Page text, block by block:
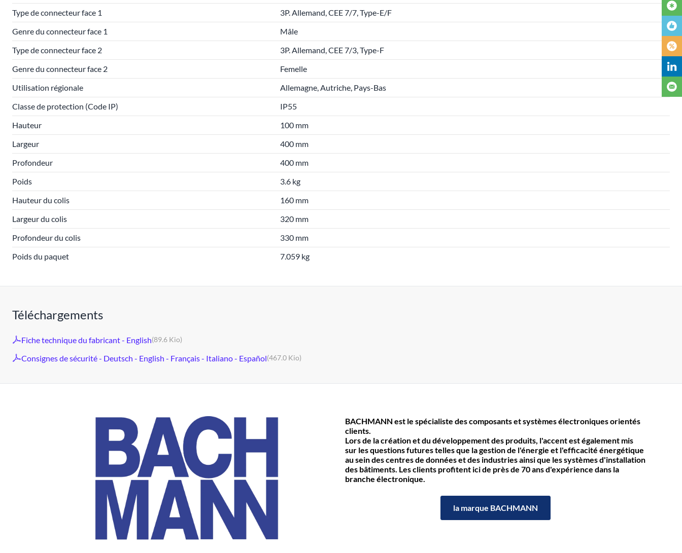
Type de connecteur face 1
3P. Allemand, CEE 7/7, Type-E/F
Genre du connecteur face 1
Mâle
Type de connecteur face 2
3P. Allemand, CEE 7/3, Type-F
Genre du connecteur face 2
Femelle
Utilisation régionale
Allemagne, Autriche, Pays-Bas
Classe de protection (Code IP)
IP55
Hauteur
100 mm
Largeur
400 mm
Profondeur
400 mm
Poids
3.6 kg
Hauteur du colis
160 mm
Largeur du colis
320 mm
Profondeur du colis
330 mm
Poids du paquet
7.059 kg
Téléchargements
Fiche technique du fabricant - English(89.6 Kio)
Consignes de sécurité - Deutsch - English - Français - Italiano - Español(467.0 Kio)
BACHMANN est le spécialiste des composants et systèmes électroniques orientés
clients.
Lors de la création et du développement des produits, l'accent est également mis
sur les questions futures telles que la gestion de l'énergie et l'efficacité énergétique
au sein des centres de données et des industries ainsi que les systèmes d'installation
des bâtiments. Les clients profitent ici de près de 70 ans d'expérience dans la
branche électronique.
la marque BACHMANN